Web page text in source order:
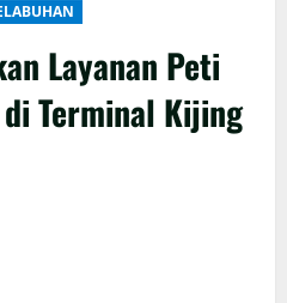
Layanan Peti
Terminal Kijing